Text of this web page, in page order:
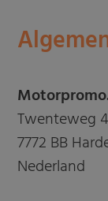
Twenteweg
7772 BB
Nederland